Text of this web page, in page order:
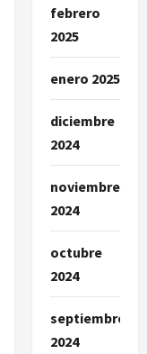
febrero
2025
enero 2025
diciembre
2024
noviembre
2024
octubre
2024
septiembre
2024